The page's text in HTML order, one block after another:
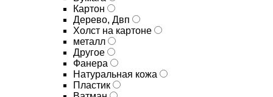
Картон
Дерево, Двп
Холст на картоне
металл
Другое
Фанера
Натуральная кожа
Пластик